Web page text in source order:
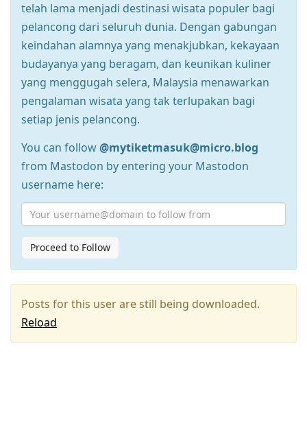
telah lama menjadi destinasi wisata populer bagi
pelancong dari seluruh dunia. Dengan gabungan
keindahan alamnya yang menakjubkan, kekayaan
budayanya yang beragam, dan keunikan kuliner
yang menggugah selera, Malaysia menawarkan
pengalaman wisata yang tak terlupakan bagi
setiap jenis pelancong.
You can follow@mytiketmasuk@micro.blog
from Mastodon by entering your Mastodon
username here:
Proceed to Follow
Posts for this user are still being downloaded.
Reload